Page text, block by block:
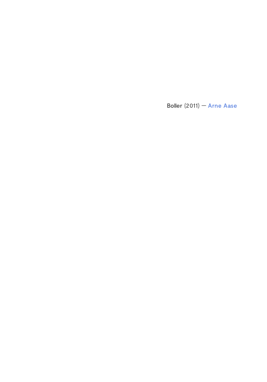
Boller (2011) — Arne Aase